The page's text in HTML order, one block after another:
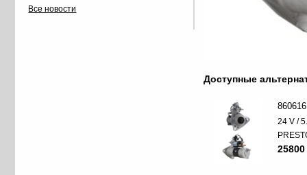
Доступные
860616
24 V /
Все новости